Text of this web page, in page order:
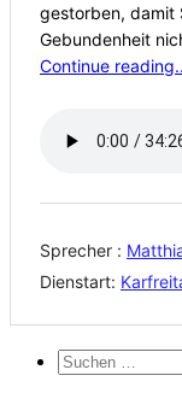
gestorben, damit
Gebundenheit
Continue
Sprecher :
Dienstart:
Suchen